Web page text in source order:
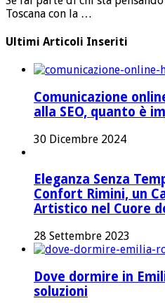
Toscana con la …
Ultimi Articoli Inseriti
Comunicazione
alla SEO, quanto è
30 Dicembre 2024
Eleganza Senza
Confort Rimini, un
Artistico nel Cuore
28 Settembre 2023
Dove dormire in
soluzioni